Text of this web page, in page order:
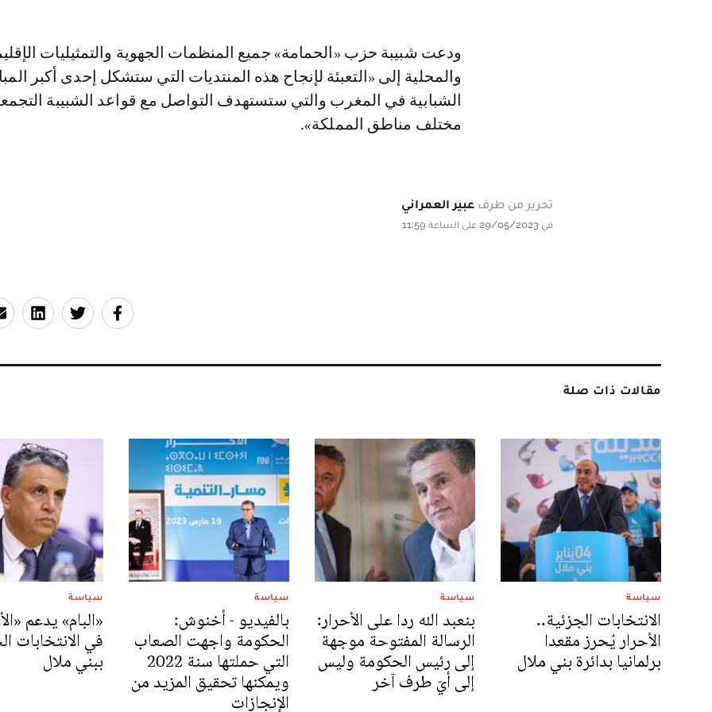
ودعت شبيبة حزب «الحمامة» جميع المنظمات الجهوية والتمثيليات
والمحلية إلى «التعبئة لإنجاح هذه المنتديات التي ستشكل إحدى أكبر
الشبابية في المغرب والتي ستستهدف التواصل مع قواعد الشبيبة
مختلف مناطق المملكة».
تحرير من طرف عبير العمراني
في 29/05/2023 على الساعة 11:59
مقالات ذات صلة
سياسة
الانتخابات الجزئية..
الأحرار يُحرز مقعدا
برلمانيا بدائرة بني ملال
سياسة
بنعبد الله ردا على الأحرار:
الرسالة المفتوحة موجهة
إلى رئيس الحكومة وليس
إلى أيّ طرف آخر
سياسة
بالفيديو - أخنوش:
الحكومة واجهت الصعاب
التي حملتها سنة 2022
ويمكنها تحقيق المزيد من
الإنجازات
سياسة
«البام» يدعم
في الانتخابات
ببني ملال